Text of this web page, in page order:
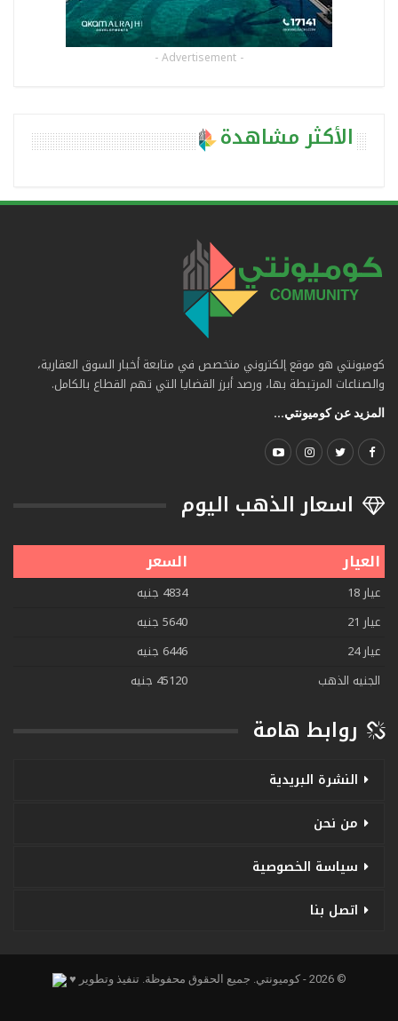
- Advertisement -
الأكثر مشاهدة
كوميونتي هو موقع إلكتروني متخصص في متابعة أخبار السوق العقارية،
والصناعات المرتبطة بها، ورصد أبرز القضايا التي تهم القطاع بالكامل.
المزيد عن كوميونتي...
اسعار الذهب اليوم
العيار السعر
عيار 18
4834 جنيه
عيار 21
5640 جنيه
عيار 24
6446 جنيه
الجنيه الذهب
45120 جنيه
روابط هامة
النشرة البريدية
من نحن
سياسة الخصوصية
اتصل بنا
© 2026 - كوميونتي. جميع الحقوق محفوظة. تنفيذ وتطوير ♥